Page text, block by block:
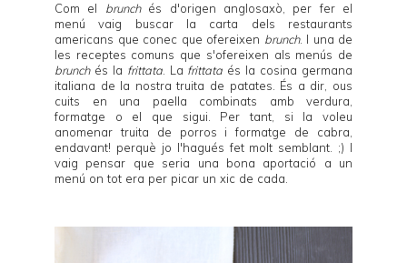
Com el brunchés d'origen anglosaxò, per fer el
menú vaig buscar la carta dels restaurants
americans que conec que ofereixen brunch. I una de
les receptes comuns que s'ofereixen als menús de
brunchés la frittata. La frittata és la cosina germana
italiana de la nostra truita de patates. És a dir, ous
cuits en una paella combinats amb verdura,
formatge o el que sigui. Per tant, si la voleu
anomenar truita de porros i formatge de cabra,
endavant! perquè jo l'hagués fet molt semblant. ;) I
vaig pensar que seria una bona aportació a un
menú on tot era per picar un xic de cada.